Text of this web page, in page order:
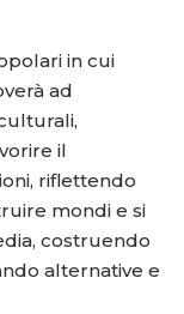
in cui
ad
il
riflettendo
mondi e si
costruendo
alternative e